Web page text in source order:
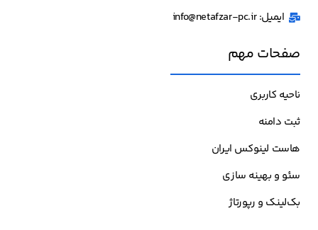
ایمیل: info@netafzar-pc.ir
صفحات مهم
ناحیه کاربری
ثبت دامنه
هاست لینوکس ایران
سئو و بهینه سازی
بک‌لینک و رپورتاژ